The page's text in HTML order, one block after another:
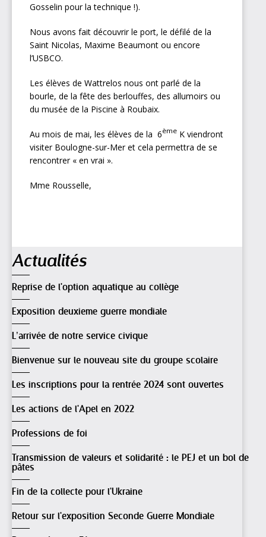
Gosselin pour la technique !).
Nous avons fait découvrir le port, le défilé de la
Saint Nicolas, Maxime Beaumont ou encore
l’USBCO.
Les élèves de Wattrelos nous ont parlé de la
bourle, de la fête des berlouffes, des allumoirs ou
du musée de la Piscine à Roubaix.
Au mois de mai, les élèves de la 6ème K viendront
visiter Boulogne-sur-Mer et cela permettra de se
rencontrer « en vrai ».
Mme Rousselle,
Actualités
Reprise de l'option aquatique au collège
Exposition deuxieme guerre mondiale
L’arrivée de notre service civique
Bienvenue sur le nouveau site du groupe scolaire
Les inscriptions pour la rentrée 2024 sont ouvertes
Les actions de l'Apel en 2022
Professions de foi
Transmission de valeurs et solidarité : le PEJ et un bol de
pâtes
Fin de la collecte pour l'Ukraine
Retour sur l'exposition Seconde Guerre Mondiale